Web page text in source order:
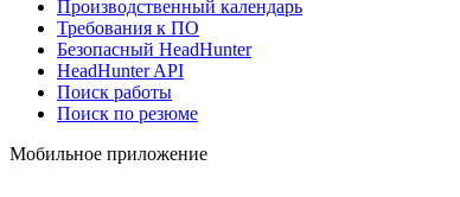
Производственный календарь
Требования к ПО
Безопасный HeadHunter
HeadHunter API
Поиск работы
Поиск по резюме
Мобильное приложение